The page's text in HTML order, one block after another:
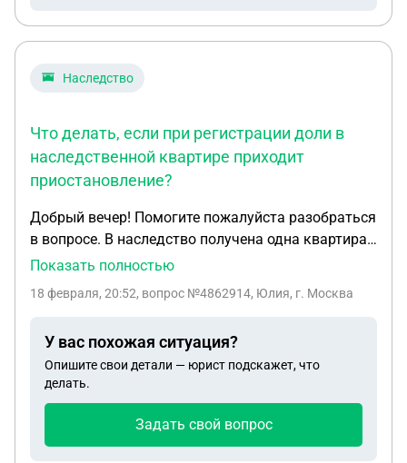
Наследство
Что делать, если при регистрации доли в
наследственной квартире приходит
приостановление?
Добрый вечер! Помогите пожалуйста разобраться
в вопросе. В наследство получена одна квартира,
всего наследника - 2, но доли разные (у меня 1\6,
была произведена государственная регистрация
летняя, и по какой то причине в конце этого же
года меня сняли с регистрации без какого либо
уведомления, при этом налоги на имущество
момент сотрудники росреестра конкретно дать
Показать полностью
18 февраля, 20:52, вопрос №4862914, Юлия, г. Москва
У вас похожая ситуация?
Опишите свои детали — юрист подскажет, что
делать.
Задать свой вопрос